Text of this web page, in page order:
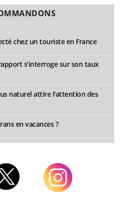
chez un touriste en France
s’interroge sur son taux
naturel attire l'attention des
en vacances ?